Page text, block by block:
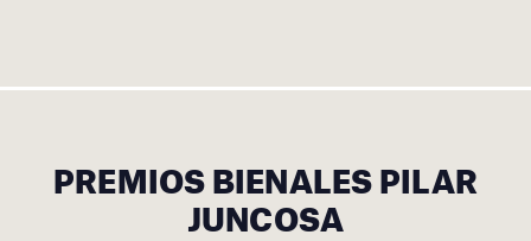
PREMIOS BIENALES PILAR
JUNCOSA